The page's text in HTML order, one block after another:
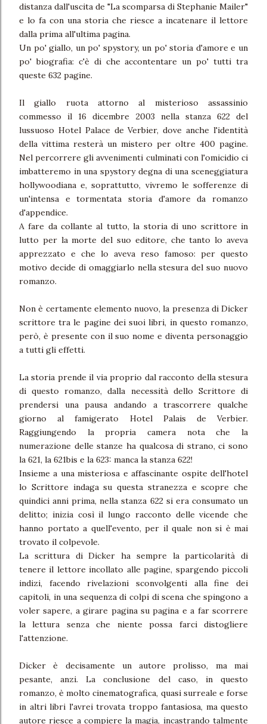
distanza dall'uscita de "La scomparsa di Stephanie Mailer"
e lo fa con una storia che riesce a incatenare il lettore
dalla prima all'ultima pagina.
Un po' giallo, un po' spystory, un po' storia d'amore e un
po' biografia: c'è di che accontentare un po' tutti tra
queste 632 pagine.
Il giallo ruota attorno al misterioso assassinio
commesso il 16 dicembre 2003 nella stanza 622 del
lussuoso Hotel Palace de Verbier, dove anche l'identità
della vittima resterà un mistero per oltre 400 pagine.
Nel percorrere gli avvenimenti culminati con l'omicidio ci
imbatteremo in una spystory degna di una sceneggiatura
hollywoodiana e, soprattutto, vivremo le sofferenze di
un'intensa e tormentata storia d'amore da romanzo
d'appendice.
A fare da collante al tutto, la storia di uno scrittore in
lutto per la morte del suo editore, che tanto lo aveva
apprezzato e che lo aveva reso famoso: per questo
motivo decide di omaggiarlo nella stesura del suo nuovo
romanzo.
Non è certamente elemento nuovo, la presenza di Dicker
scrittore tra le pagine dei suoi libri, in questo romanzo,
però, è presente con il suo nome e diventa personaggio
a tutti gli effetti.
La storia prende il via proprio dal racconto della stesura
di questo romanzo, dalla necessità dello Scrittore di
prendersi una pausa andando a trascorrere qualche
giorno al famigerato Hotel Palais de Verbier.
Raggiungendo la propria camera nota che la
numerazione delle stanze ha qualcosa di strano, ci sono
la 621, la 621bis e la 623: manca la stanza 622!
Insieme a una misteriosa e affascinante ospite dell'hotel
lo Scrittore indaga su questa stranezza e scopre che
quindici anni prima, nella stanza 622 si era consumato un
delitto; inizia così il lungo racconto delle vicende che
hanno portato a quell'evento, per il quale non si è mai
trovato il colpevole.
La scrittura di Dicker ha sempre la particolarità di
tenere il lettore incollato alle pagine, spargendo piccoli
indizi, facendo rivelazioni sconvolgenti alla fine dei
capitoli, in una sequenza di colpi di scena che spingono a
voler sapere, a girare pagina su pagina e a far scorrere
la lettura senza che niente possa farci distogliere
l'attenzione.
Dicker è decisamente un autore prolisso, ma mai
pesante, anzi. La conclusione del caso, in questo
romanzo, è molto cinematografica, quasi surreale e forse
in altri libri l'avrei trovata troppo fantasiosa, ma questo
autore riesce a compiere la magia, incastrando talmente